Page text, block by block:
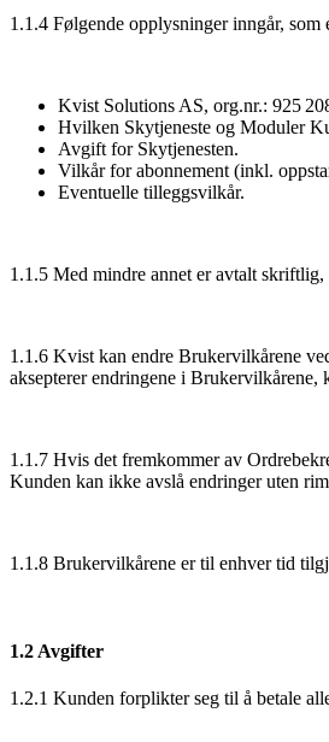
1.1.4 Følgende opplysninger inngår,
Kvist Solutions AS, org.nr.: 925
Hvilken Skytjeneste og Moduler
Avgift for Skytjenesten.
Vilkår for abonnement (inkl.
Eventuelle tilleggsvilkår.
1.1.5 Med mindre annet er avtalt
1.1.6 Kvist kan endre Brukervilkårene
aksepterer endringene i
1.1.7 Hvis det fremkommer av
Kunden kan ikke avslå endringer uten
1.1.8 Brukervilkårene er til enhver tid
1.2 Avgifter
1.2.1 Kunden forplikter seg til å betale